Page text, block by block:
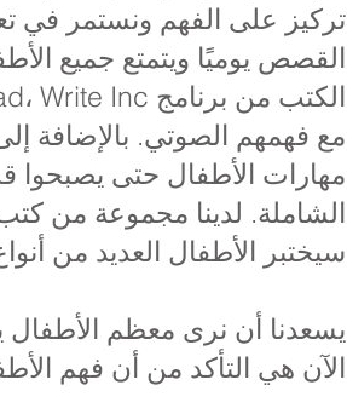
تركيز على الفهم ونستمر في
القصص يوميًا ويتمتع جميع
مع فهمهم الصوتي. بالإضافة
مهارات الأطفال حتى يصبحوا
سيختبر الأطفال العديد من
الآن هي التأكد من أن فهم